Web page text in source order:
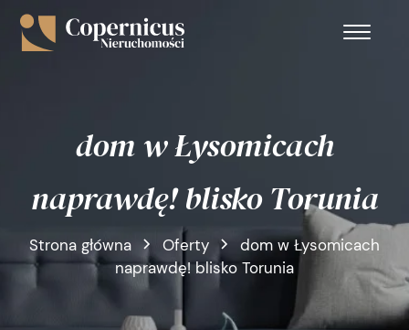
dom w Łysomicach
naprawdę! blisko Torunia
Strona główna Oferty
dom w Łysomicach
naprawdę! blisko Torunia